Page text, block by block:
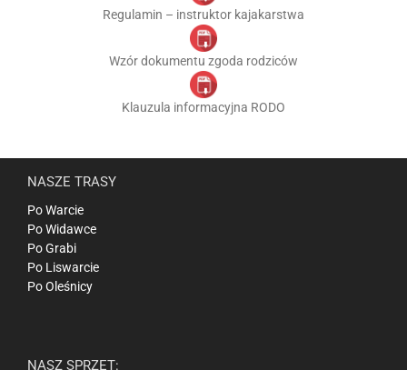
Regulamin – instruktor kajakarstwa
Wzór dokumentu zgoda rodziców
Klauzula informacyjna RODO
NASZE TRASY
Po Warcie
Po Widawce
Po Grabi
Po Liswarcie
Po Oleśnicy
NASZ SPRZĘT: